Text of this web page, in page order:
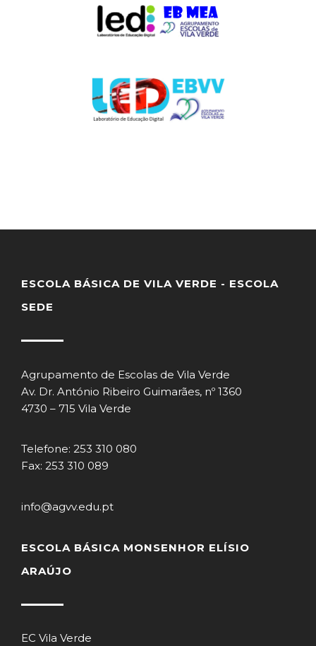
ESCOLA BÁSICA DE VILA VERDE - ESCOLA
SEDE
Agrupamento de Escolas de Vila Verde
Av. Dr. António Ribeiro Guimarães, nº 1360
4730 – 715 Vila Verde
Telefone: 253 310 080
Fax: 253 310 089
info@agvv.edu.pt
ESCOLA BÁSICA MONSENHOR ELÍSIO
ARAÚJO
EC Vila Verde